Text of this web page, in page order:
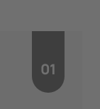
01